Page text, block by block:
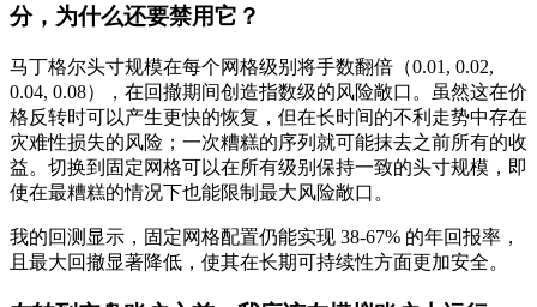
分，为什么还要禁用它？
马丁格尔头寸规模在每个网格级别将手数翻倍（0.01, 0.02,
0.04, 0.08），在回撤期间创造指数级的风险敞口。虽然这在价
格反转时可以产生更快的恢复，但在长时间的不利走势中存在
灾难性损失的风险；一次糟糕的序列就可能抹去之前所有的收
益。切换到固定网格可以在所有级别保持一致的头寸规模，即
使在最糟糕的情况下也能限制最大风险敞口。
我的回测显示，固定网格配置仍能实现 38-67% 的年回报率，
且最大回撤显著降低，使其在长期可持续性方面更加安全。